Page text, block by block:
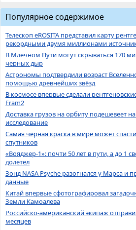
Популярное содержимое
Телескоп eROSITA представил карту
рекордными двумя миллионами
В Млечном Пути могут скрываться 170
черных дыр
Астрономы подтвердили возраст
помощью древнейших звёзд
В космосе впервые сделали
Fram2
Доставка грузов на орбиту подешевеет на
исследование
Самая чёрная краска в мире может
спутников
«Вояджер-1»: почти 50 лет в пути, а до 1
долетел
Зонд NASA Psyche разогнался у Марса и
данные
Китай впервые сфотографировал
Земли Камоалева
Российско-американский экипаж
месяцев